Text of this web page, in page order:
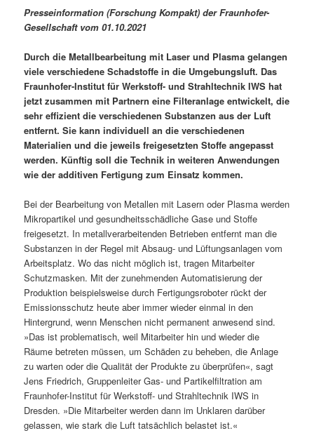
Presseinformation (Forschung Kompakt) der Fraunhofer-
Gesellschaft vom 01.10.2021
Durch die Metallbearbeitung mit Laser und Plasma gelangen
viele verschiedene Schadstoffe in die Umgebungsluft. Das
Fraunhofer-Institut für Werkstoff- und Strahltechnik IWS hat
jetzt zusammen mit Partnern eine Filteranlage entwickelt, die
sehr effizient die verschiedenen Substanzen aus der Luft
entfernt. Sie kann individuell an die verschiedenen
Materialien und die jeweils freigesetzten Stoffe angepasst
werden. Künftig soll die Technik in weiteren Anwendungen
wie der additiven Fertigung zum Einsatz kommen.
Bei der Bearbeitung von Metallen mit Lasern oder Plasma werden
Mikropartikel und gesundheitsschädliche Gase und Stoffe
freigesetzt. In metallverarbeitenden Betrieben entfernt man die
Substanzen in der Regel mit Absaug- und Lüftungsanlagen vom
Arbeitsplatz. Wo das nicht möglich ist, tragen Mitarbeiter
Schutzmasken. Mit der zunehmenden Automatisierung der
Produktion beispielsweise durch Fertigungsroboter rückt der
Emissionsschutz heute aber immer wieder einmal in den
Hintergrund, wenn Menschen nicht permanent anwesend sind.
»Das ist problematisch, weil Mitarbeiter hin und wieder die
Räume betreten müssen, um Schäden zu beheben, die Anlage
zu warten oder die Qualität der Produkte zu überprüfen«, sagt
Jens Friedrich, Gruppenleiter Gas- und Partikelfiltration am
Fraunhofer-Institut für Werkstoff- und Strahltechnik IWS in
Dresden. »Die Mitarbeiter werden dann im Unklaren darüber
gelassen, wie stark die Luft tatsächlich belastet ist.«